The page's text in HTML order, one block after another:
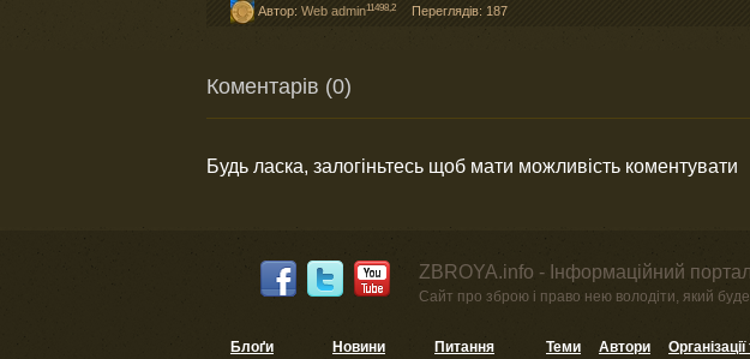
Автор: Web admin11498,2 Переглядів: 187
Коментарів (0)
Будь ласка, залогіньтесь щоб мати можливість коментувати
ZBROYA.info - Інформаційний портал
Сайт про зброю і право нею володіти, який буде
Блоґи Новини Питання Теми Автори